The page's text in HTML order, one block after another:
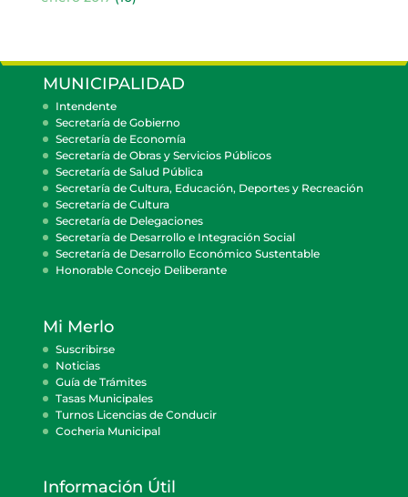
MUNICIPALIDAD
Intendente
Secretaría de Gobierno
Secretaría de Economía
Secretaría de Obras y Servicios Públicos
Secretaría de Salud Pública
Secretaría de Cultura, Educación, Deportes y Recreación
Secretaría de Cultura
Secretaría de Delegaciones
Secretaría de Desarrollo e Integración Social
Secretaría de Desarrollo Económico Sustentable
Honorable Concejo Deliberante
Mi Merlo
Suscribirse
Noticias
Guía de Trámites
Tasas Municipales
Turnos Licencias de Conducir
Cocheria Municipal
Información Útil